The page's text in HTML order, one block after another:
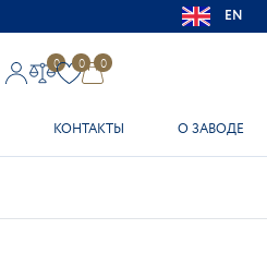
EN
0 0 0
КОНТАКТЫ О ЗАВОДЕ